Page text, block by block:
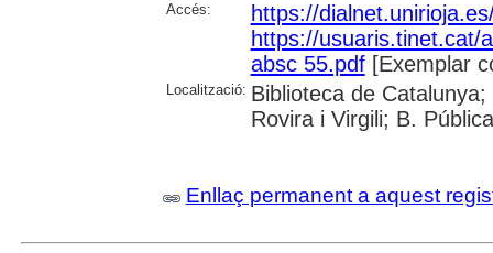
Accés:
https://
https://usuaris.tinet.cat/
absc 55.pdf[Exemplar
Localització: Biblioteca de
Rovira i Virgili; B.
Enllaç permanent a aquest